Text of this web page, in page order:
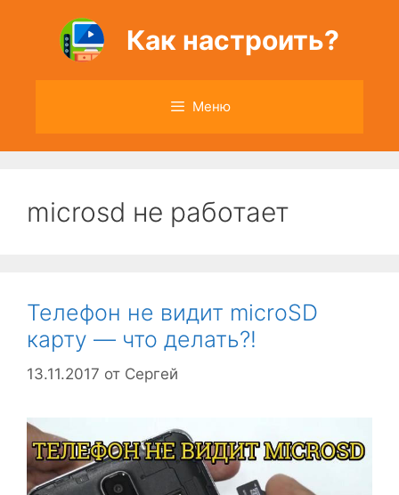
содержимому
Как настроить?
Меню
microsd не работает
Телефон не видит microSD
карту — что делать?!
13.11.2017 от Сергей